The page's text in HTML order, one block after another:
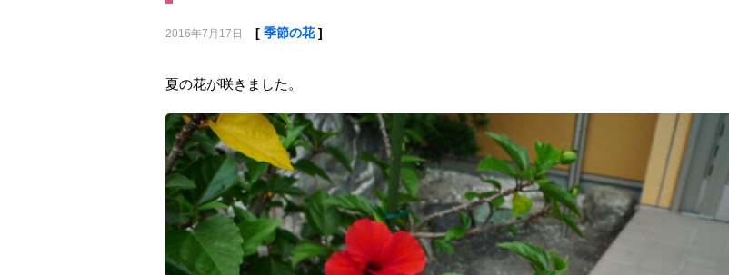
2016年7月17日 [ 季節の花]
夏の花が咲きました。